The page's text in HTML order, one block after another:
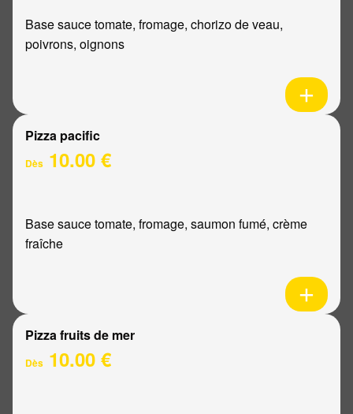
Base sauce tomate, fromage, chorizo de veau,
poivrons, oignons
Pizza pacific
Dès 10.00 €
Base sauce tomate, fromage, saumon fumé, crème
fraîche
Pizza fruits de mer
Dès 10.00 €